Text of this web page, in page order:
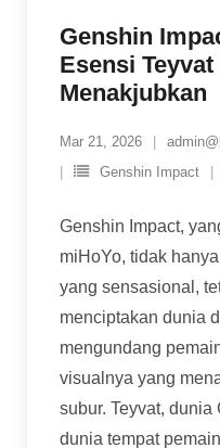
Genshin
Esensi
Menakjubkan
Mar 21, 2026
Genshin Impact
Genshin Impact,
miHoYo, tidak
yang sensasional,
menciptakan dunia
mengundang
visualnya yang
subur. Teyvat,
dunia tempat